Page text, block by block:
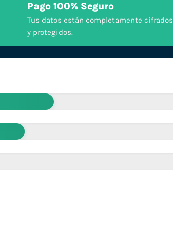
Pago 100% Seguro
Tus datos están completamente cifrados
y protegidos.